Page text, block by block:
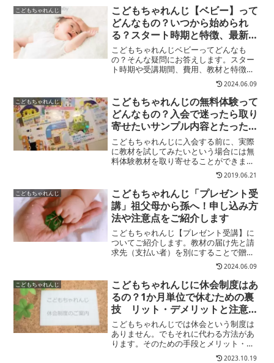
こどもちゃれんじ
こどもちゃれんじ【ベビー】って
どんなもの？いつから始められ
る？スタート時期と特徴、最新料
金や内容、おすすめタイプをご紹
介
こどもちゃれんじベビーってどんなも
の？そんな疑問にお答えします。スター
ト時期や受講期間、費用、教材と特徴、
おすすめタイプ・口コミ体験談など詳し
2024.06.09
こどもちゃれんじ
こどもちゃれんじの無料体験って
どんなもの？入会で迷ったら取り
寄せたいサンプル内容とたった１
つの注意事項
こどもちゃれんじに入会する前に、実際
に教材を試してみたいという場合には無
料体験教材を取り寄せることができま
す！入手方法とその内容、サンプルでの
子供の反応などをご紹介します。2019.06.21
こどもちゃれんじ
こどもちゃれんじ「プレゼント受
講」祖父母から孫へ！申し込み方
法や注意点をご紹介します
こどもちゃれんじ【プレゼント受講】に
ついてご紹介します。教材の届け先と請
求先（支払い者）を別にすることで贈り
物としてこどもちゃれんじを受けさせる
制度です。ここではこどもちゃれんじの
プレゼント受講について、その内容と申
し込み方法、メリット・デメリット、注
意点などを解説します。
2024.06.09
こどもちゃれんじ
こどもちゃれんじに休会制度はあ
るの？1か月単位で休むための裏
技 リット・デメリットと注意点
も解説
こどもちゃれんじでは休会という制度は
ありません。でもそれに代わる方法があ
ります。そのための手段とメリット・デ
メリット・注意点についてご紹介しま
2023.10.19